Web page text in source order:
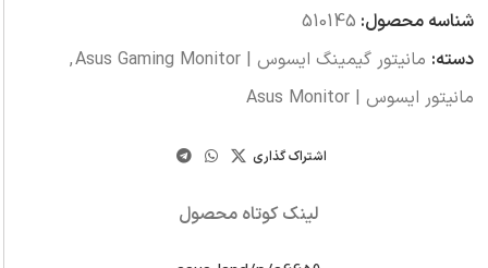
شناسه محصول: 510145
دسته: مانیتور گیمینگ ایسوس | Asus Gaming Monitor
,
مانیتور ایسوس | Asus Monitor
اشتراک گذاری
لینک کوتاه محصول